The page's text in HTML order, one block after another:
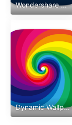
Wondershare Recoverit(文件恢复)
Dynamic Wallpaper(动态壁纸)